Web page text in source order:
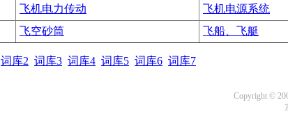
飞机电力传动 飞机电源系统
飞空砂筒 飞船、飞艇
词库2 词库3 词库4 词库5 词库6 词库7
Copyright ©